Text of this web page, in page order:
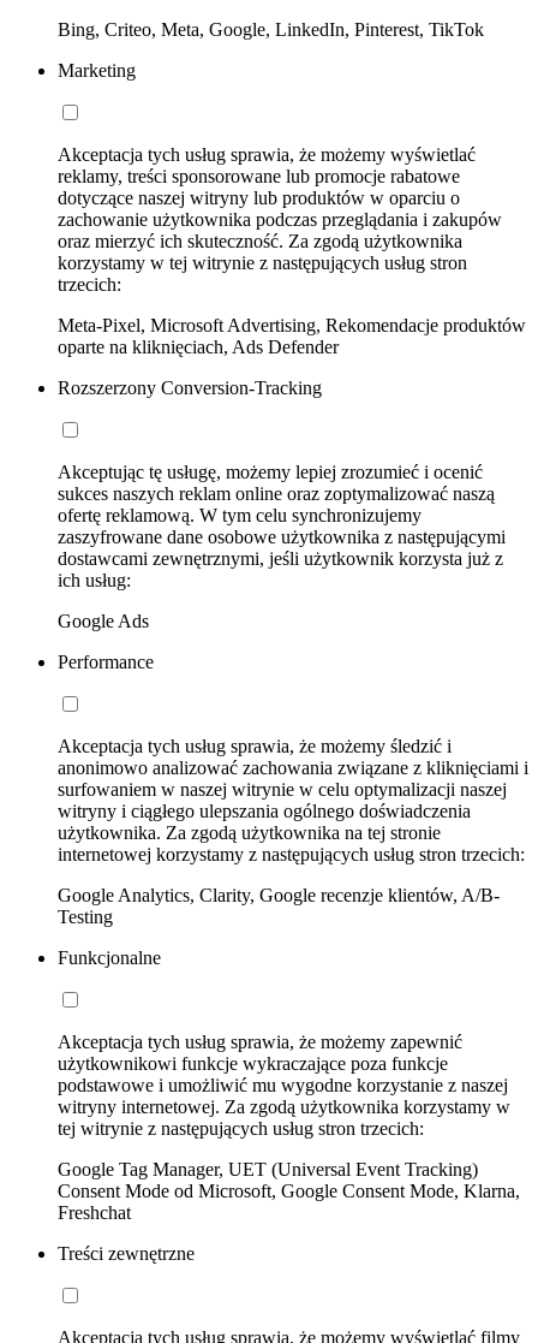
Bing, Criteo, Meta, Google, LinkedIn, Pinterest, TikTok
Marketing
Akceptacja tych usług sprawia, że możemy wyświetlać
reklamy, treści sponsorowane lub promocje rabatowe
dotyczące naszej witryny lub produktów w oparciu o
zachowanie użytkownika podczas przeglądania i zakupów
oraz mierzyć ich skuteczność. Za zgodą użytkownika
korzystamy w tej witrynie z następujących usług stron
trzecich:
Meta-Pixel, Microsoft Advertising, Rekomendacje produktów
oparte na kliknięciach, Ads Defender
Rozszerzony Conversion-Tracking
Akceptując tę usługę, możemy lepiej zrozumieć i ocenić
sukces naszych reklam online oraz zoptymalizować naszą
ofertę reklamową. W tym celu synchronizujemy
zaszyfrowane dane osobowe użytkownika z następującymi
dostawcami zewnętrznymi, jeśli użytkownik korzysta już z
ich usług:
Google Ads
Performance
Akceptacja tych usług sprawia, że możemy śledzić i
anonimowo analizować zachowania związane z kliknięciami i
surfowaniem w naszej witrynie w celu optymalizacji naszej
witryny i ciągłego ulepszania ogólnego doświadczenia
użytkownika. Za zgodą użytkownika na tej stronie
internetowej korzystamy z następujących usług stron trzecich:
Google Analytics, Clarity, Google recenzje klientów, A/B-
Testing
Funkcjonalne
Akceptacja tych usług sprawia, że możemy zapewnić
użytkownikowi funkcje wykraczające poza funkcje
podstawowe i umożliwić mu wygodne korzystanie z naszej
witryny internetowej. Za zgodą użytkownika korzystamy w
tej witrynie z następujących usług stron trzecich:
Google Tag Manager, UET (Universal Event Tracking)
Consent Mode od Microsoft, Google Consent Mode, Klarna,
Freshchat
Treści zewnętrzne
Akceptacja tych usług sprawia, że możemy wyświetlać filmy